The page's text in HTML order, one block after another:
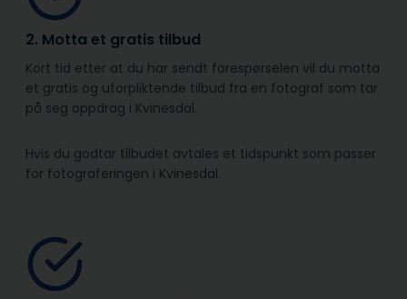
2. Motta et gratis tilbud
Kort tid etter at du har sendt forespørselen vil du motta
et gratis og uforpliktende tilbud fra en fotograf som tar
på seg oppdrag i Kvinesdal.
Hvis du godtar tilbudet avtales et tidspunkt som passer
for fotograferingen i Kvinesdal.